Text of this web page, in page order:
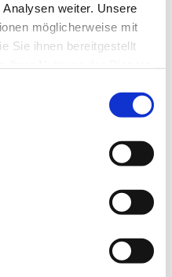
weiter. Unsere
möglicherweise mit
Sie ihnen bereitgestellt
Sie auch